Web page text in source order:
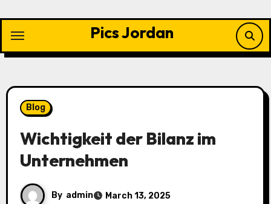
content
Pics Jordan
Blog
Wichtigkeit der Bilanz im
Unternehmen
By admin March 13, 2025